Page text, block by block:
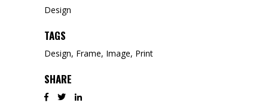
Design
TAGS
Design, Frame, Image, Print
SHARE